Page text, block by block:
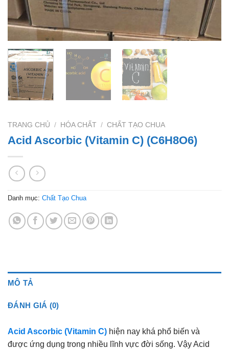
TRANG CHỦ / HÓA CHẤT / CHẤT TẠO CHUA
Acid Ascorbic (Vitamin C) (C6H8O6)
Danh mục: Chất Tạo Chua
MÔ TẢ
ĐÁNH GIÁ (0)
Acid Ascorbic (Vitamin C) hiện nay khá phổ biến và
được ứng dụng trong nhiều lĩnh vực đời sống. Vậy Acid